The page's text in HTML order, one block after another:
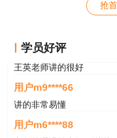
抢
学员好评
用户zh****35
讲的非常易懂
老师的课讲的真好，谢谢王